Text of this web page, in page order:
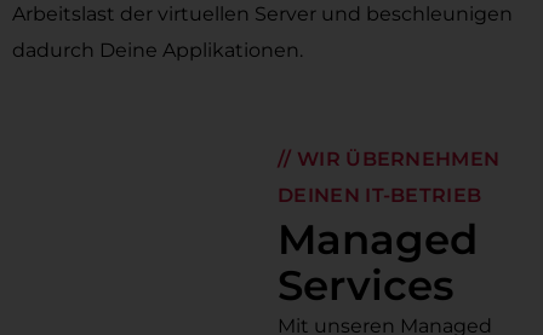
Arbeitslast der virtuellen Server und beschleunigen
dadurch Deine Applikationen.
// WIR ÜBERNEHMEN
DEINEN IT-BETRIEB
Managed
Services
Mit unseren Managed